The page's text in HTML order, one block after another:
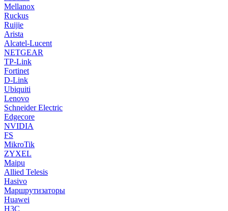
Mellanox
Ruckus
Ruijie
Arista
Alcatel-Lucent
NETGEAR
TP-Link
Fortinet
D-Link
Ubiquiti
Lenovo
Schneider Electric
Edgecore
NVIDIA
FS
MikroTik
ZYXEL
Maipu
Allied Telesis
Hasivo
Маршрутизаторы
Huawei
H3C